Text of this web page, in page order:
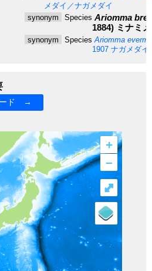
メダイ／ナガメダイ
synonym
Species Ariomma
1884) ミナミ
synonym Species Ariomma
1907 ナガメダイ
ード →
+
–
⤢